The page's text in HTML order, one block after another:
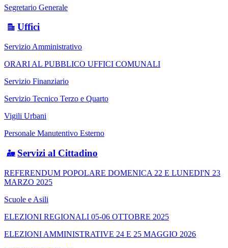
Segretario Generale
Uffici
Servizio Amministrativo
ORARI AL PUBBLICO UFFICI COMUNALI
Servizio Finanziario
Servizio Tecnico Terzo e Quarto
Vigili Urbani
Personale Manutentivo Esterno
Servizi al Cittadino
REFERENDUM POPOLARE DOMENICA 22 E LUNEDI'N 23
MARZO 2025
Scuole e Asili
ELEZIONI REGIONALI 05-06 OTTOBRE 2025
ELEZIONI AMMINISTRATIVE 24 E 25 MAGGIO 2026